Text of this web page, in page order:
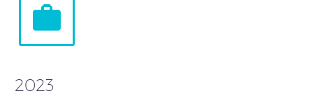


2023